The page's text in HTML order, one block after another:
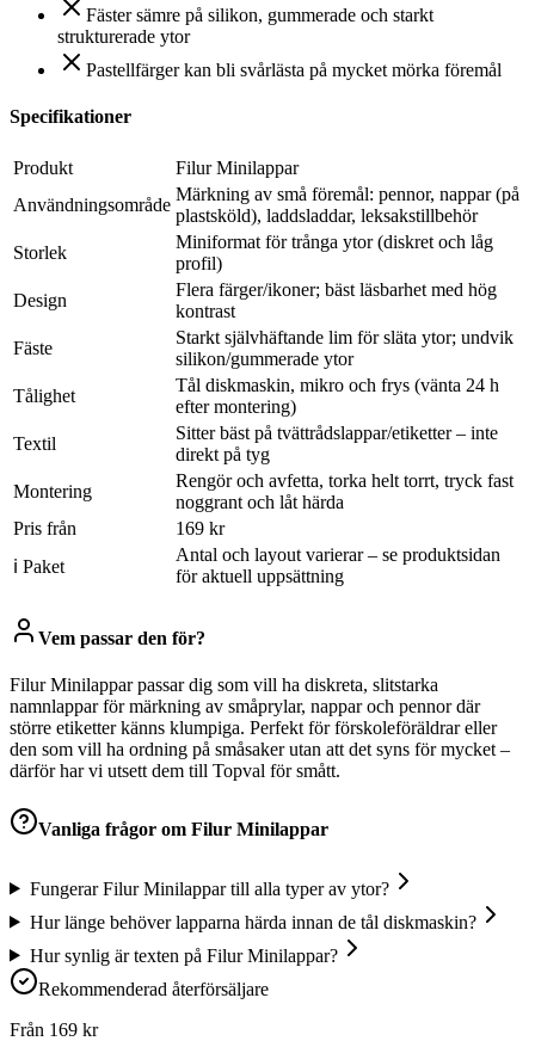
Fäster sämre på silikon, gummerade och starkt
strukturerade ytor
Pastellfärger kan bli svårlästa på mycket mörka föremål
Specifikationer
Produkt
Filur Minilappar
Användningsområde
Märkning av små föremål: pennor, nappar (på
plastsköld), laddsladdar, leksakstillbehör
Storlek
Miniformat för trånga ytor (diskret och låg
profil)
Design
Flera färger/ikoner; bäst läsbarhet med hög
kontrast
Fäste
Starkt självhäftande lim för släta ytor; undvik
silikon/gummerade ytor
Tålighet
Tål diskmaskin, mikro och frys (vänta 24 h
efter montering)
Textil
Sitter bäst på tvättrådslappar/etiketter – inte
direkt på tyg
Montering
Rengör och avfetta, torka helt torrt, tryck fast
noggrant och låt härda
Pris från
169 kr
ℹ Paket
Antal och layout varierar – se produktsidan
för aktuell uppsättning
Vem passar den för?
Filur Minilappar passar dig som vill ha diskreta, slitstarka
namnlappar för märkning av småprylar, nappar och pennor där
större etiketter känns klumpiga. Perfekt för förskoleföräldrar eller
den som vill ha ordning på småsaker utan att det syns för mycket –
därför har vi utsett dem till Topval för smått.
Vanliga frågor om Filur Minilappar
Fungerar Filur Minilappar till alla typer av ytor?
Hur länge behöver lapparna härda innan de tål diskmaskin?
Hur synlig är texten på Filur Minilappar?
Rekommenderad återförsäljare
Från 169 kr